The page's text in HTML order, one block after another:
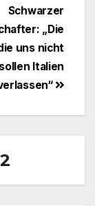
Schwarzer
„Die
uns nicht
Italien